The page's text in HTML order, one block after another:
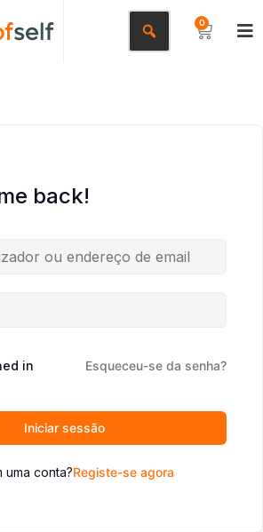
0
back!
in Esqueceu-se da senha?
Iniciar sessão
uma conta?Registe-se agora